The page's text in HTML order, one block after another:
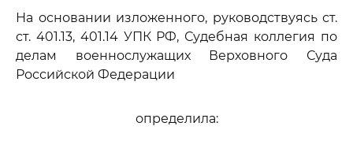
На основании изложенного, руководствуясь ст.
ст. 401.13, 401.14 УПК РФ, Судебная коллегия по
делам военнослужащих Верховного Суда
Российской Федерации
определила: